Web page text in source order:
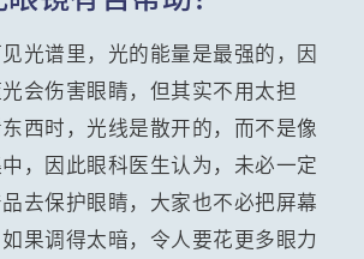
光谱里，光的能量是最强的，因
会伤害眼睛，但其实不用太担
西时，光线是散开的，而不是像
，因此眼科医生认为，未必一定
去保护眼睛，大家也不必把屏幕
果调得太暗，令人要花更多眼力